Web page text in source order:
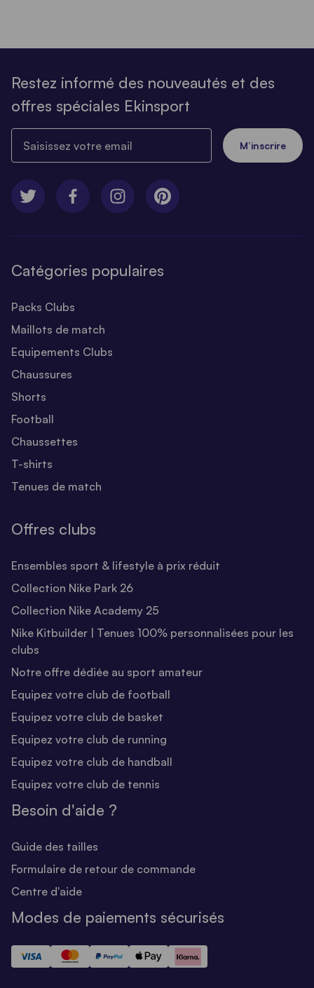
Restez informé des nouveautés et des
offres spéciales Ekinsport
M’inscrire
Catégories populaires
Packs Clubs
Maillots de match
Equipements Clubs
Chaussures
Shorts
Football
Chaussettes
T-shirts
Tenues de match
Offres clubs
Ensembles sport & lifestyle à prix réduit
Collection Nike Park 26
Collection Nike Academy 25
Nike Kitbuilder | Tenues 100% personnalisées pour les
clubs
Notre offre dédiée au sport amateur
Equipez votre club de football
Equipez votre club de basket
Equipez votre club de running
Equipez votre club de handball
Equipez votre club de tennis
Besoin d'aide ?
Guide des tailles
Formulaire de retour de commande
Centre d'aide
Modes de paiements sécurisés